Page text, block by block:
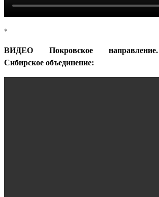
*
ВИДЕО Покровское
Сибирское объединение: